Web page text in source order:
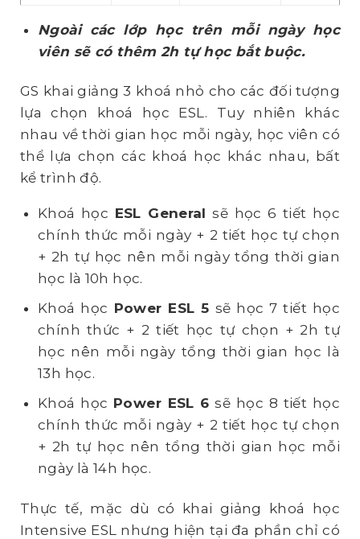
Ngoài các lớp học trên mỗi ngày học
viên sẽ có thêm2h tự học bắt buộc.
GS khai giảng 3 khoá nhỏ cho các đối tượng
lựa chọn khoá học ESL. Tuy nhiên khác
nhau về thời gian học mỗi ngày, học viên có
thể lựa chọn các khoá học khác nhau, bất
kể trình độ.
Khoá học ESL General sẽ học 6 tiết học
chính thức mỗi ngày + 2 tiết học tự chọn
+ 2h tự học nên mỗi ngày tổng thời gian
học là 10h học.
Khoá học Power ESL 5 sẽ học 7 tiết học
chính thức + 2 tiết học tự chọn + 2h tự
học nên mỗi ngày tổng thời gian học là
13h học.
Khoá học Power ESL 6 sẽ học 8 tiết học
chính thức mỗi ngày + 2 tiết học tự chọn
+ 2h tự học nên tổng thời gian học mỗi
ngày là 14h học.
Thực tế, mặc dù có khai giảng khoá học
Intensive ESL nhưng hiện tại đa phần chỉ có